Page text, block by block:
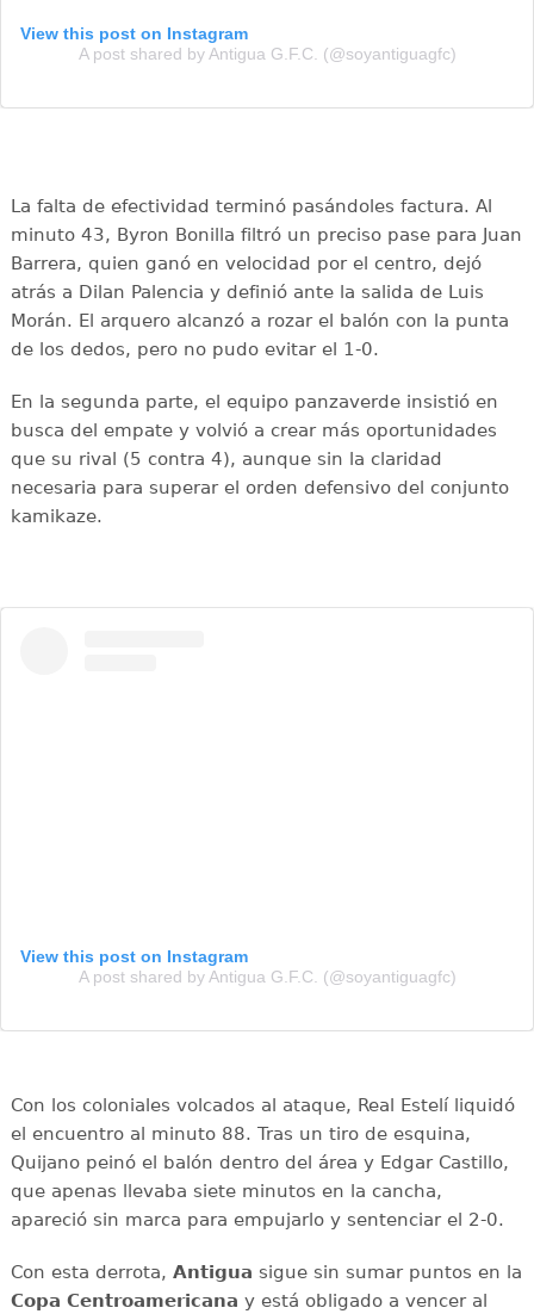
View this post on Instagram
A post shared by Antigua G.F.C. (@soyantiguagfc)
La falta de efectividad terminó pasándoles factura. Al
minuto 43, Byron Bonilla filtró un preciso pase para Juan
Barrera, quien ganó en velocidad por el centro, dejó
atrás a Dilan Palencia y definió ante la salida de Luis
Morán. El arquero alcanzó a rozar el balón con la punta
de los dedos, pero no pudo evitar el 1-0.
En la segunda parte, el equipo panzaverde insistió en
busca del empate y volvió a crear más oportunidades
que su rival (5 contra 4), aunque sin la claridad
necesaria para superar el orden defensivo del conjunto
kamikaze.
View this post on Instagram
A post shared by Antigua G.F.C. (@soyantiguagfc)
Con los coloniales volcados al ataque, Real Estelí liquidó
el encuentro al minuto 88. Tras un tiro de esquina,
Quijano peinó el balón dentro del área y Edgar Castillo,
que apenas llevaba siete minutos en la cancha,
apareció sin marca para empujarlo y sentenciar el 2-0.
Con esta derrota, Antigua sigue sin sumar puntos en la
Copa Centroamericana y está obligado a vencer al